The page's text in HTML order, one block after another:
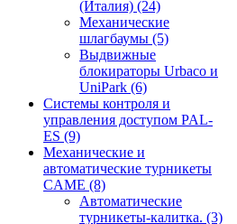
(Италия) (24)
Механические
шлагбаумы (5)
Выдвижные
блокираторы Urbaco и
UniPark (6)
Системы контроля и
управления доступом PAL-
ES (9)
Механические и
автоматические турникеты
CAME (8)
Автоматические
турникеты-калитка. (3)